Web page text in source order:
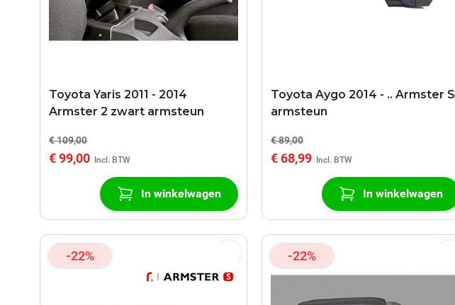
Toyota Yaris 2011 - 2014
Armster 2 zwart armsteun
€ 109,00
€ 99,00
In winkelwagen
Toyota Aygo 2014 - .. Armster S
armsteun
€ 89,00
€ 68,99
In winkelwagen
-22% -22%